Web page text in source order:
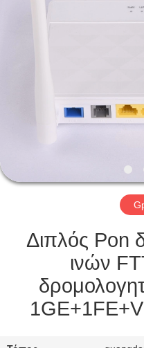
ΠΟΙΟΤΙΚΌΣ
ΈΛΕΓΧΟΣ
ΜΑΣ
ΕΛΆΤΕ
ΕΠΑΦΉ
ΖΗΤΉΣΤΕ
Διπλός Pon
ινών